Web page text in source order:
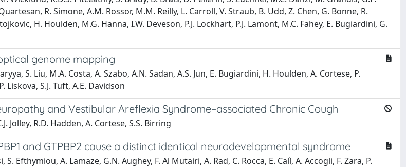
R. Simone, A.M. Rossor, M.M. Reilly, L. Carroll, V. Straub, B. Udd, Z. Chen, G. Bonne, R.
H. Houlden, M.G. Hanna, I.W. Deveson, P.J. Lockhart, P.J. Lamont, M.C. Fahey, E. Bugiardini, G.
genome mapping
S. Liu, M.A. Costa, A. Szabo, A.N. Sadan, A.S. Jun, E. Bugiardini, H. Houlden, A. Cortese, P.
S.J. Tuft, A.E. Davidson
and Vestibular Areflexia Syndrome–associated Chronic Cough
Jolley, R.D. Hadden, A. Cortese, S.S. Birring
and GTPBP2 cause a distinct identical neurodevelopmental syndrome
Efthymiou, A. Lamaze, G.N. Aughey, F. Al Mutairi, A. Rad, C. Rocca, E. Calì, A. Accogli, F. Zara, P.